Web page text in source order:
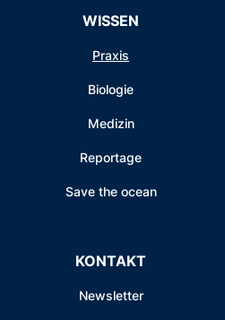
WISSEN
Praxis
Biologie
Medizin
Reportage
Save the ocean
KONTAKT
Newsletter